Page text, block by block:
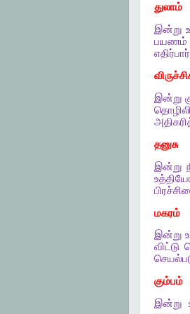
துலாம்
இன்று
பயணம்
இன்று
தனுசு
இன்று
மகரம்
இன்று
விட்டு
கும்பம்
இன்று